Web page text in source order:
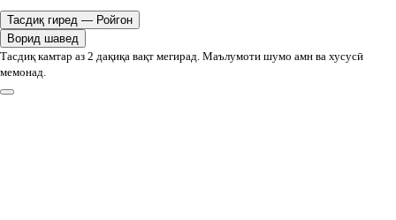
Тасдиқ гиред — Ройгон
Ворид шавед
Тасдиқ камтар аз 2 дақиқа вақт мегирад. Маълумоти шумо амн ва хусусӣ
мемонад.